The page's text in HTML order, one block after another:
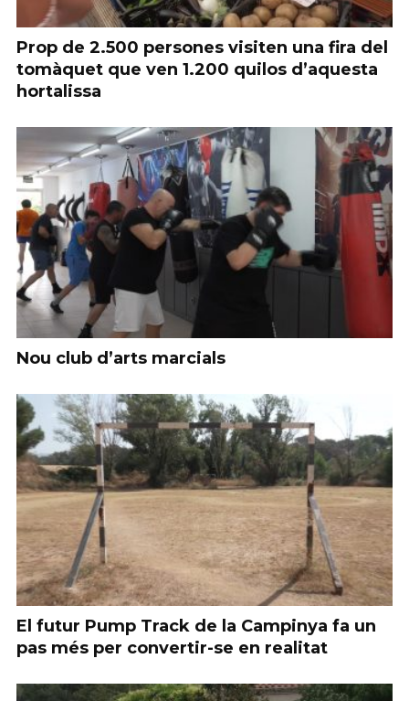
Prop de 2.500 persones visiten una fira del
tomàquet que ven 1.200 quilos d’aquesta
hortalissa
Nou club d’arts marcials
El futur Pump Track de la Campinya fa un
pas més per convertir-se en realitat